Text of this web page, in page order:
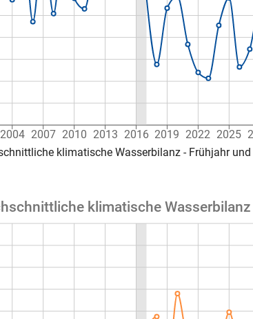
2004 2007 2010 2013 2016 2019 2022 2025
klimatische Wasserbilanz - Frühjahr
klimatische